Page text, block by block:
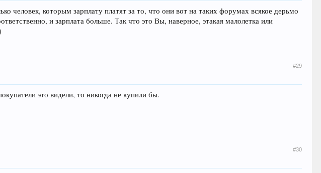
человек, которым зарплату платят за то, что они вот на таких форумах всякое дерьмо
и зарплата больше. Так что это Вы, наверное, этакая малолетка или
#29
это видели, то никогда не купили бы.
#30